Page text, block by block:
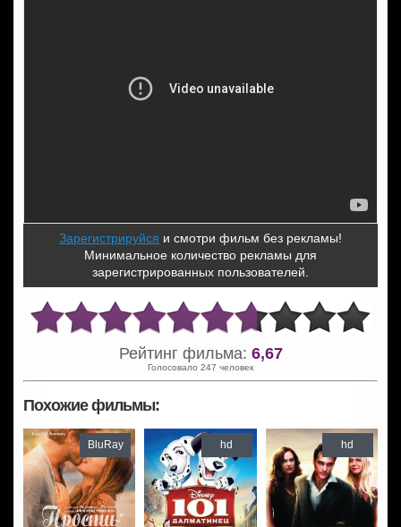
Зарегистрируйся и смотри фильм без рекламы!
Минимальное количество рекламы для
зарегистрированных пользователей.
Рейтинг фильма: 6,67
Голосовало 247 человек
Похожие фильмы:
BluRay hd hd